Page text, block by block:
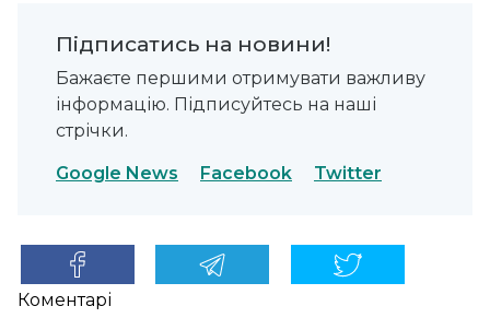
Підписатись на новини!
Бажаєте першими отримувати важливу
інформацію. Підписуйтесь на наші
стрічки.
Google News Facebook Twitter
Коментарі